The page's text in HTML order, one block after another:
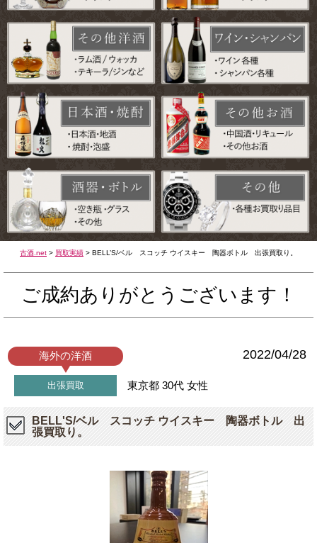
古酒.net > 買取実績 > BELL’S/ベル スコッチ ウイスキー 陶器ボトル 出張買取り。
ご成約ありがとうございます！
海外の洋酒 2022/04/28
出張買取 東京都 30代 女性
BELL'S/ベル スコッチ ウイスキー 陶器ボトル 出
張買取り。